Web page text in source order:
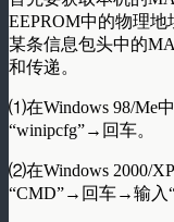
EEPROM中的物理
某条信息包头中的
和传递。
⑴在Windows 98/Me
“winipcfg”→回车。
⑵在Windows 2000/
“CMD”→回车→输入